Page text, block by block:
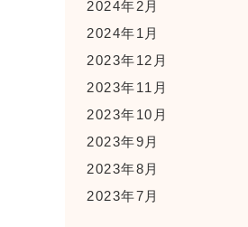
2024年2月
2024年1月
2023年12月
2023年11月
2023年10月
2023年9月
2023年8月
2023年7月